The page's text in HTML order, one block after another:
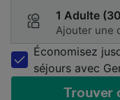
1 Adulte
Ajouter une
Économisez
séjours avec
Trouver